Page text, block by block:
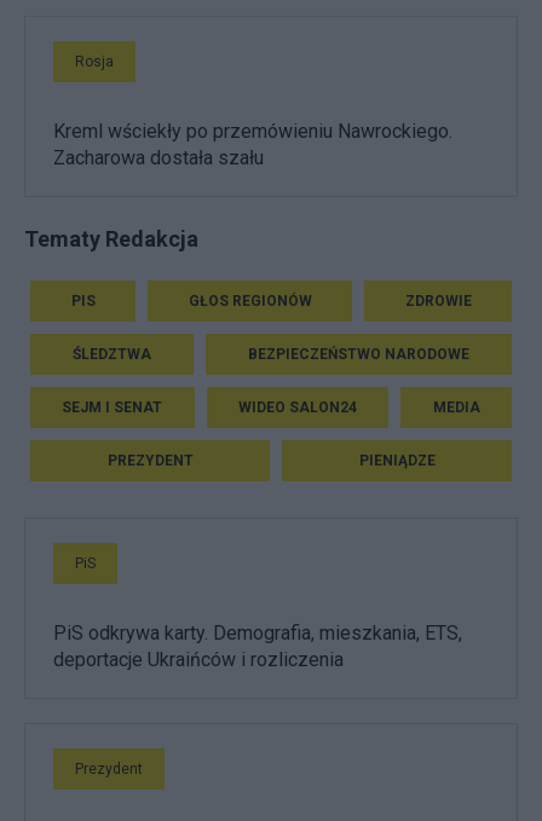
Rosja
Kreml wściekły po przemówieniu Nawrockiego.
Zacharowa dostała szału
Tematy Redakcja
PIS GŁOS REGIONÓW ZDROWIE
ŚLEDZTWA BEZPIECZEŃSTWO NARODOWE
SEJM I SENAT WIDEO SALON24 MEDIA
PREZYDENT PIENIĄDZE
PiS
PiS odkrywa karty. Demografia, mieszkania, ETS,
deportacje Ukraińców i rozliczenia
Prezydent